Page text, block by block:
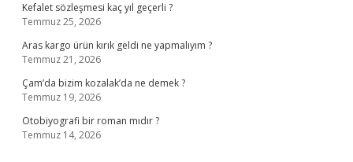
Kefalet sözleşmesi kaç yıl geçerli ?
Temmuz 25, 2026
Aras kargo ürün kırık geldi ne yapmalıyım ?
Temmuz 21, 2026
Çam’da bizim kozalak’da ne demek ?
Temmuz 19, 2026
Otobiyografi bir roman mıdır ?
Temmuz 14, 2026